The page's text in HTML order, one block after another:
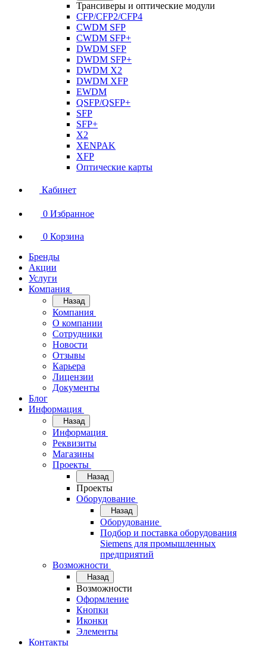
Трансиверы и оптические модули
CFP/CFP2/CFP4
CWDM SFP
CWDM SFP+
DWDM SFP
DWDM SFP+
DWDM X2
DWDM XFP
EWDM
QSFP/QSFP+
SFP
SFP+
X2
XENPAK
XFP
Оптические карты
Кабинет
0 Избранное
0 Корзина
Бренды
Акции
Услуги
Компания
Назад
Компания
О компании
Сотрудники
Новости
Отзывы
Карьера
Лицензии
Документы
Блог
Информация
Назад
Информация
Реквизиты
Магазины
Проекты
Назад
Проекты
Оборудование
Назад
Оборудование
Подбор и поставка оборудования
Siemens для промышленных
предприятий
Возможности
Назад
Возможности
Оформление
Кнопки
Иконки
Элементы
Контакты